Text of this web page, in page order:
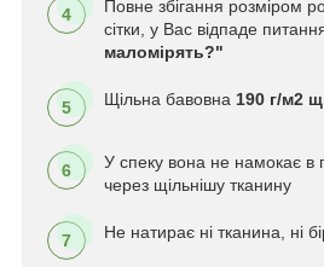
4
Повне збігання розміром
сітки, у Вас відпаде
маломірять?"
5 Щільна бавовна 190 г/м2
6
У спеку вона не намокає в
через щільнішу тканину
7 Не натирає ні тканина, ні